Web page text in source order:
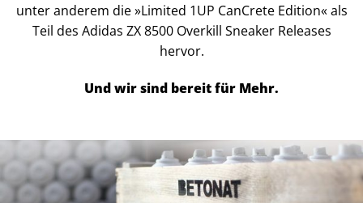
unter anderem die »Limited 1UP CanCrete Edition« als
Teil des Adidas ZX 8500 Overkill Sneaker Releases
hervor.
Und wir sind bereit für Mehr.